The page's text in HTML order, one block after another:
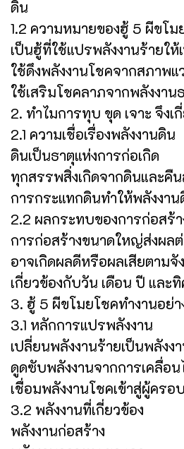
ดิน
1.2 ความหมายของฮู้ 5 ผีขโม
เป็นฮู้ที่ใช้แปรพลังงานร้ายให้
ใช้ดึงพลังงานโชคจากสภาพแ
ใช้เสริมโชคลาภจากพลังงาน
2. ทำไมการทุบ ขุด เจาะ จึง
2.1 ความเชื่อเรื่องพลังงานดิน
ดินเป็นธาตุแห่งการก่อเกิด
ทุกสรรพสิ่งเกิดจากดินและคื
การกระแทกดินทำให้พลังงา
2.2 ผลกระทบของการก่อสร้า
การก่อสร้างขนาดใหญ่ส่งผล
อาจเกิดผลดีหรือผลเสียตามจั
เกี่ยวข้องกับวัน เดือน ปี และ
3. ฮู้ 5 ผีขโมยโชคทำงานอย่า
3.1 หลักการแปรพลังงาน
เปลี่ยนพลังงานร้ายเป็นพลังง
ดูดซับพลังงานจากการเคลื่อ
เชื่อมพลังงานโชคเข้าสู่ผู้ครอ
3.2 พลังงานที่เกี่ยวข้อง
พลังงานก่อสร้าง